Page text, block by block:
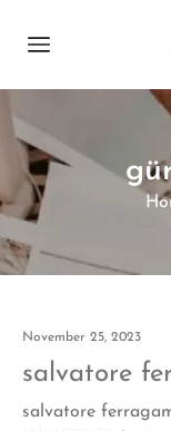
November 25, 2023
salvatore
salvatore